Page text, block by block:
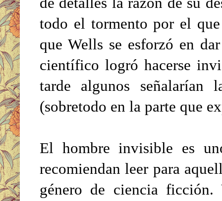
todo el tormento por el
que Wells se esforzó en
científico logró hacerse
tarde algunos
(sobretodo en la parte que
El hombre invisible es
recomiendan leer para
género de ciencia